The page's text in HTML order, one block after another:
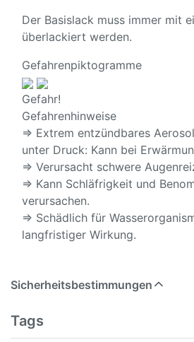
Der Basislack muss immer mit
überlackiert werden.
Gefahrenpiktogramme
Gefahr!
Gefahrenhinweise
⇒ Extrem entzündbares
unter Druck: Kann bei
⇒ Verursacht schwere
⇒ Kann Schläfrigkeit und
verursachen.
⇒ Schädlich für
langfristiger Wirkung.
Sicherheitsbestimmungen
Tags